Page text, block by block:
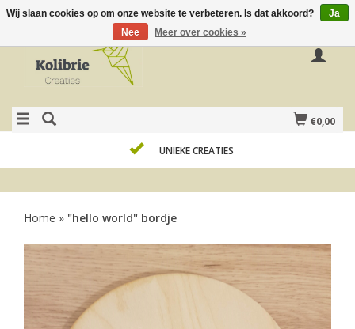
€0,00
UNIEKE CREATIES
Home » "hello world" bordje
Wij slaan cookies op om onze website te verbeteren. Is dat akkoord?
Ja
Nee
Meer over cookies »